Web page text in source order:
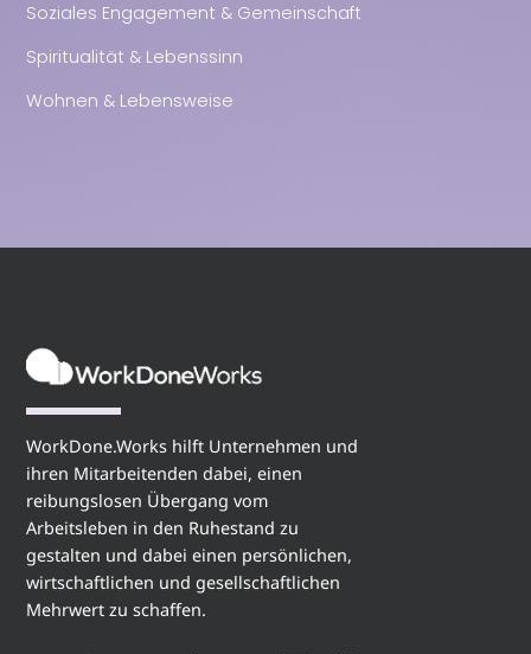
Soziales Engagement & Gemeinschaft
Spiritualität & Lebenssinn
Wohnen & Lebensweise
WorkDone.Works hilft Unternehmen und
ihren Mitarbeitenden dabei, einen
reibungslosen Übergang vom
Arbeitsleben in den Ruhestand zu
gestalten und dabei einen persönlichen,
wirtschaftlichen und gesellschaftlichen
Mehrwert zu schaffen.